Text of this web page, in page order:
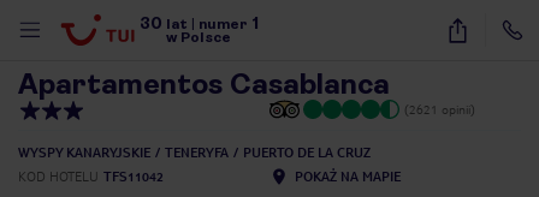
30 lat numer 1
w Polsce
24
Apartamentos Casablanca
(2621 opinii)
WYSPY KANARYJSKIE TENERYFA
PUERTO DE LA CRUZ
KOD HOTELU TFS11042 POKAŻ NA MAPIE